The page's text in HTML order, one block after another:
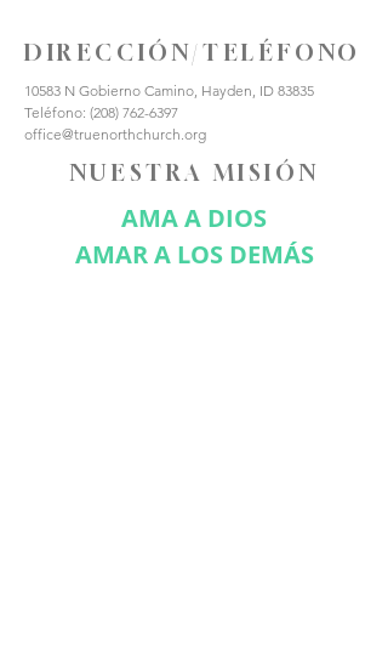
DIRECCIÓN/TELÉFONO
10583 N Gobierno Camino, Hayden, ID 83835
Teléfono: (208) 762-6397
office@truenorthchurch.org
NUESTRA MISIÓN
AMA A DIOS
AMAR A LOS DEMÁS